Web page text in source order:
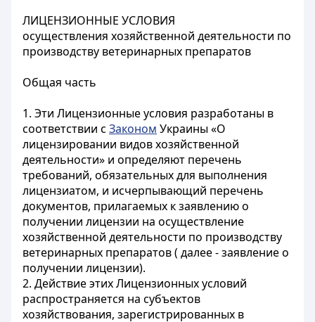
ЛИЦЕНЗИОННЫЕ УСЛОВИЯ
осуществления хозяйственной деятельности по
производству ветеринарных препаратов
Общая часть
1. Эти Лицензионные условия разработаны в
соответствии с Законом Украины «О
лицензировании видов хозяйственной
деятельности» и определяют перечень
требований, обязательных для выполнения
лицензиатом, и исчерпывающий перечень
документов, прилагаемых к заявлению о
получении лицензии на осуществление
хозяйственной деятельности по производству
ветеринарных препаратов ( далее - заявление о
получении лицензии).
2. Действие этих Лицензионных условий
распространяется на субъектов
хозяйствования, зарегистрированных в